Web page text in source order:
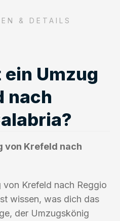
& DETAILS
Umzug
nach
von Krefeld nach
Krefeld nach Reggio
wissen, was dich das
der Umzugskönig